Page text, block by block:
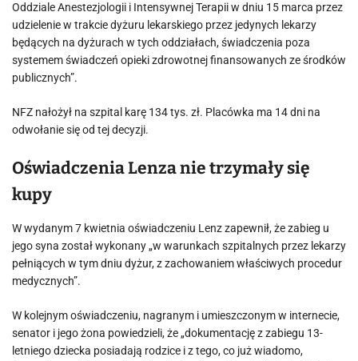
Oddziale Anestezjologii i Intensywnej Terapii w dniu 15 marca przez
udzielenie w trakcie dyżuru lekarskiego przez jedynych lekarzy
będących na dyżurach w tych oddziałach, świadczenia poza
systemem świadczeń opieki zdrowotnej finansowanych ze środków
publicznych”.
NFZ nałożył na szpital karę 134 tys. zł. Placówka ma 14 dni na
odwołanie się od tej decyzji.
Oświadczenia Lenza nie trzymały się
kupy
W wydanym 7 kwietnia oświadczeniu Lenz zapewnił, że zabieg u
jego syna został wykonany „w warunkach szpitalnych przez lekarzy
pełniących w tym dniu dyżur, z zachowaniem właściwych procedur
medycznych”.
W kolejnym oświadczeniu, nagranym i umieszczonym w internecie,
senator i jego żona powiedzieli, że „dokumentację z zabiegu 13-
letniego dziecka posiadają rodzice i z tego, co już wiadomo,